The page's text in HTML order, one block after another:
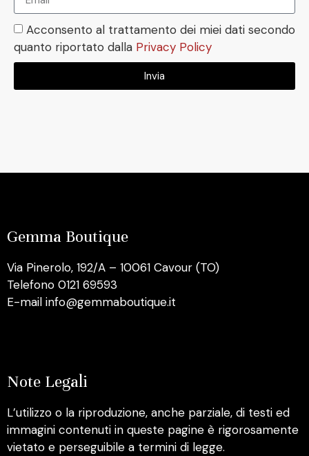
Acconsento al trattamento dei miei dati secondo
quanto riportato dalla Privacy Policy
Invia
Gemma Boutique
Via Pinerolo, 192/A – 10061 Cavour (TO)
Telefono 0121 69593
E-mail info@gemmaboutique.it
Note Legali
L’utilizzo o la riproduzione, anche parziale, di testi ed
immagini contenuti in queste pagine è rigorosamente
vietato e perseguibile a termini di legge.